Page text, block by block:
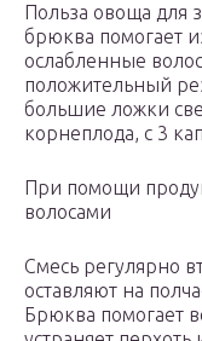
Польза овоща для
брюква помогает
ослабленные
положительный
большие ложки
корнеплода, с 3
При помощи
волосами
Смесь регулярно
оставляют на
Брюква помогает